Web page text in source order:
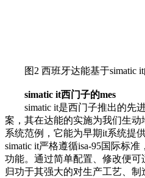
图2 西班牙达能基于simatic it
simatic it西门子的mes
simatic it是西门子推出的先进
案，其在达能的实施为我们生
系统范例，它能为早期it系统提
simatic it严格遵循isa-95国际标
功能。通过简单配置、修改便可
归功于其强大的对生产工艺、